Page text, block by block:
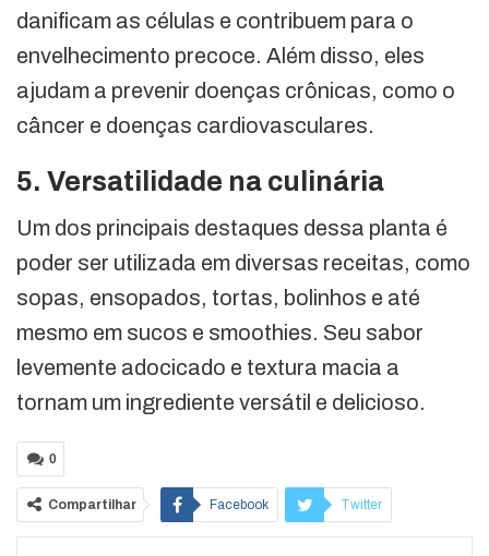
danificam as células e contribuem para o
envelhecimento precoce. Além disso, eles
ajudam a prevenir doenças crônicas, como o
câncer e doenças cardiovasculares.
5. Versatilidade na culinária
Um dos principais destaques dessa planta é
poder ser utilizada em diversas receitas, como
sopas, ensopados, tortas, bolinhos e até
mesmo em sucos e smoothies. Seu sabor
levemente adocicado e textura macia a
tornam um ingrediente versátil e delicioso.
0
Compartilhar Facebook Twitter